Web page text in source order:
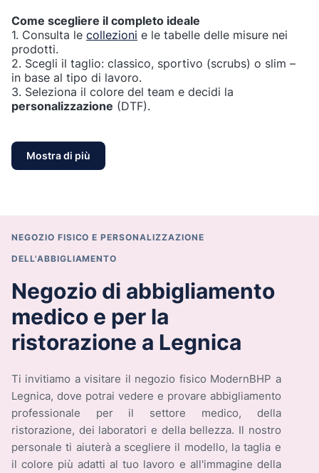
Come scegliere il completo ideale
1. Consulta le collezioni e le tabelle delle misure nei
prodotti.
2. Scegli il taglio: classico, sportivo (scrubs) o slim –
in base al tipo di lavoro.
3. Seleziona il colore del team e decidi la
personalizzazione (DTF).
Mostra di più
NEGOZIO FISICO E PERSONALIZZAZIONE
DELL'ABBIGLIAMENTO
Negozio di abbigliamento
medico e per la
ristorazione a Legnica
Ti invitiamo a visitare il negozio fisico ModernBHP a
Legnica, dove potrai vedere e provare abbigliamento
professionale per il settore medico, della
ristorazione, dei laboratori e della bellezza. Il nostro
personale ti aiuterà a scegliere il modello, la taglia e
il colore più adatti al tuo lavoro e all'immagine della